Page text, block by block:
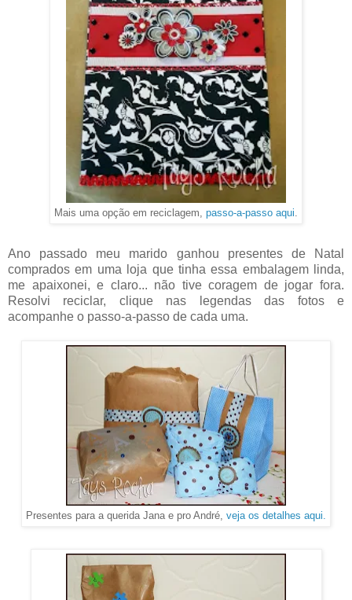
Mais uma opção em reciclagem, passo-a-passo aqui
Ano passado meu marido ganhou presentes de Natal
comprados em uma loja que tinha essa embalagem linda,
me apaixonei, e claro... não tive coragem de jogar fora.
Resolvi reciclar, clique nas legendas das fotos e
acompanhe o passo-a-passo de cada uma.
Presentes para a querida Jana e pro André, veja os detalhes aqui.